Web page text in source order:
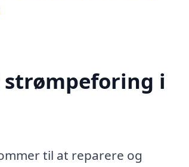
strømpeforing i
til at reparere og